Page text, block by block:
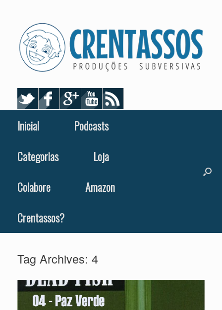
Inicial
Podcasts
Categorias
Loja
Colabore
Amazon
Crentassos?
Tag Archives: 4